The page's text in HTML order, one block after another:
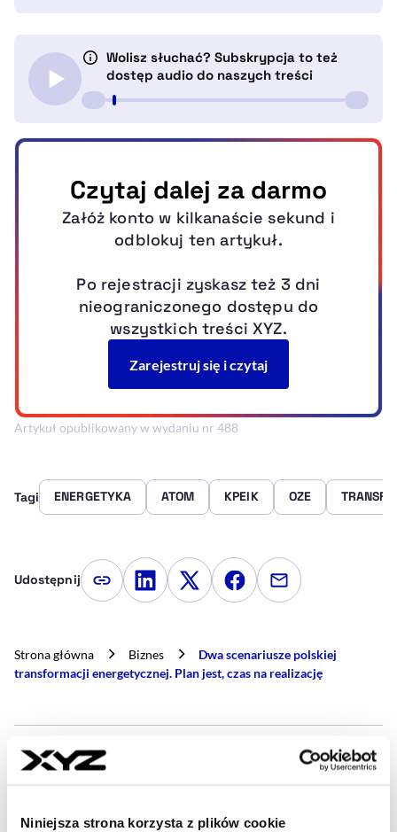
Niniejsza strona korzysta z plików cookie
Artykuł opublikowany w wydaniu nr 488
Tagi ENERGETYKA ATOM KPEIK OZE
Udostępnij Kopiuj link artykułu
Udostępnij na LinkedIn
Udostępnij na Twitterze
Udostępnij na
Udostępnij
Strona główna Biznes
Dwa scenariusze polskiej
transformacji energetycznej. Plan jest, czas na realizację
- AUTOR ARTYKUŁU - PROFIL
za newsami, ale lubię też się zatrzymać, by spojrzeć